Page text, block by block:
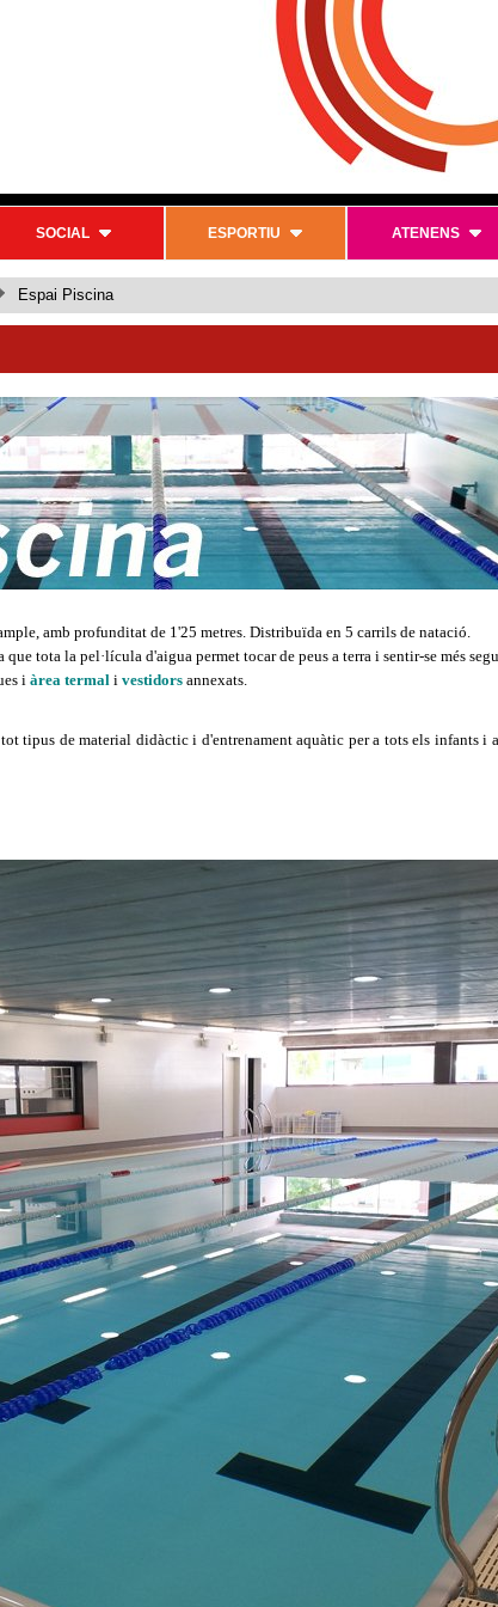
SOCIAL ESPORTIU ATENENS
Espai Piscina
amb profunditat de 1'25 metres. Distribuïda en 5 carrils de natació.
tota la pel·lícula d'aigua permet tocar de peus a terra i sentir-se més
i àrea termali vestidorsannexats.
tipus de material didàctic i d'entrenament aquàtic per a tots els infants i